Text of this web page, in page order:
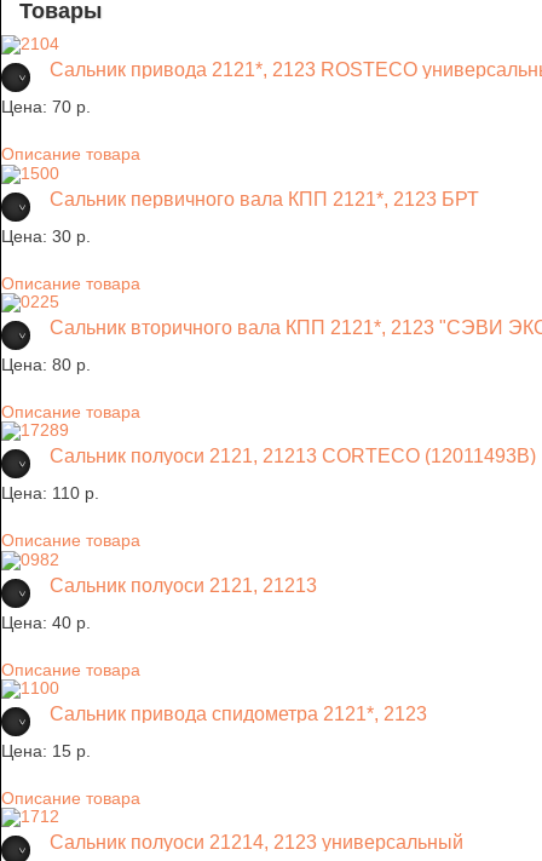
Товары
Сальник привода 2121*, 2123 ROSTECO
Цена: 70 p.
Описание товара
Сальник первичного вала КПП 2121*, 2123 БРТ
Цена: 30 p.
Описание товара
Сальник вторичного вала КПП 2121*, 2123 "СЭВИ
Цена: 80 p.
Описание товара
Сальник полуоси 2121, 21213 CORTECO (12011493В)
Цена: 110 p.
Описание товара
Сальник полуоси 2121, 21213
Цена: 40 p.
Описание товара
Сальник привода спидометра 2121*, 2123
Цена: 15 p.
Описание товара
Сальник полуоси 21214, 2123 универсальный